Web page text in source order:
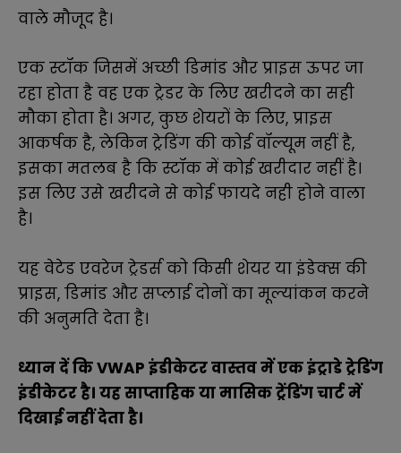
वाले मौजूद है।
एक स्टॉक जिसमें अच्छी डिमांड और प्राइस ऊपर जा
रहा होता है वह एक ट्रेडर के लिए खरीदने का सही
मौका होता है। अगर, कुछ शेयरों के लिए, प्राइस
आकर्षक है, लेकिन ट्रेडिंग की कोई वॉल्यूम नहीं है,
इसका मतलब है कि स्टॉक में कोई खरीदार नहीं है।
इस लिए उसे खरीदने से कोई फायदे नही होने वाला
है।
यह वेटेड एवरेज ट्रेडर्स को किसी शेयर या इंडेक्स की
प्राइस, डिमांड और सप्लाई दोनों का मूल्यांकन करने
की अनुमति देता है।
ध्यान दें कि VWAP इंडीकेटर वास्तव में एक इंट्राडे ट्रेडिंग
इंडीकेटर है। यह साप्ताहिक या मासिक ट्रेंडिंग चार्ट में
दिखाई नहीं देता है।